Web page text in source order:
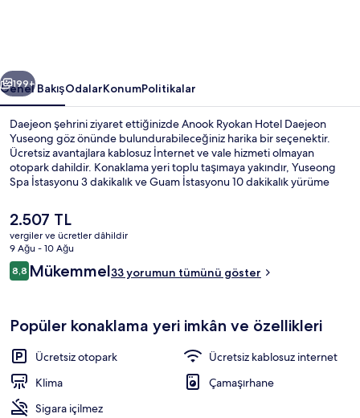
Sonraki
199+
Genel BakışOdalarKonumPolitikalar
Daejeon şehrini ziyaret ettiğinizde Anook Ryokan Hotel Daejeon
Yuseong göz önünde bulundurabileceğiniz harika bir seçenektir.
Ücretsiz avantajlara kablosuz İnternet ve vale hizmeti olmayan
otopark dahildir. Konaklama yeri toplu taşımaya yakındır, Yuseong
Spa İstasyonu 3 dakikalık ve Guam İstasyonu 10 dakikalık yürüme
Şu
anki
fiyat
2.507 TL
2.507 TL
vergiler ve ücretler dâhildir
9 Ağu - 10 Ağu
Yorumlar
8,88,8/10
Mükemmel33 yorumun tümünü göster
Popüler konaklama yeri imkân ve özellikleri
Ücretsiz otopark
Ücretsiz kablosuz internet
Klima
Çamaşırhane
Sigara içilmez